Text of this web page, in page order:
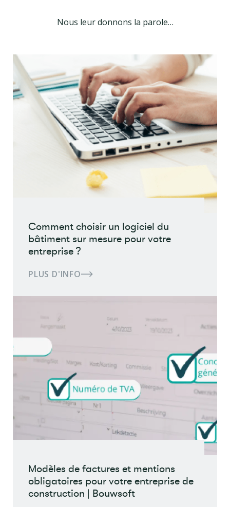
Nous leur donnons la parole…
Comment choisir un logiciel du
bâtiment sur mesure pour votre
entreprise ?
PLUS D'INFO
Modèles de factures et mentions
obligatoires pour votre entreprise de
construction | Bouwsoft